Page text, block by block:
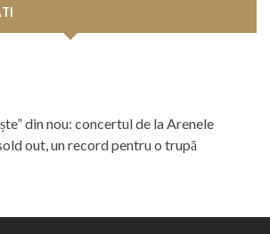
din nou: concertul de la Arenele
out, un record pentru o trupă